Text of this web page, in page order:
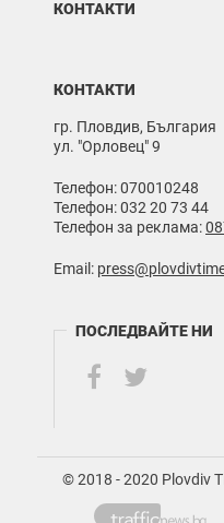
КОНТАКТИ
КОНТАКТИ
гр. Пловдив, България
ул. "Орловец" 9
Телефон: 070010248
Телефон: 032 20 73 44
Телефон за реклама:
Email:
ПОСЛЕДВАЙТЕ НИ
© 2018 - 2020 Plovdiv